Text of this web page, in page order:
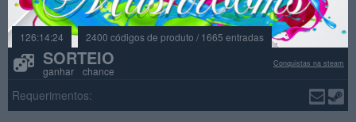
126:14:24 2400 códigos de produto / 1665 entradas
SORTEIO
ganhar chance
Conquistas na steam
Requerimentos: